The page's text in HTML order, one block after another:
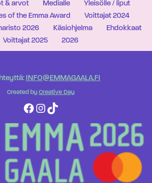
& arvot
Medialle
Yleisölle / liput
of the Emma Award
Voittajat 2024
2026 Käsiohjelma
Ehdokkaat
Voittajat 2025
2026
INFO@EMMAGAALA.FI
Created by Creative Day